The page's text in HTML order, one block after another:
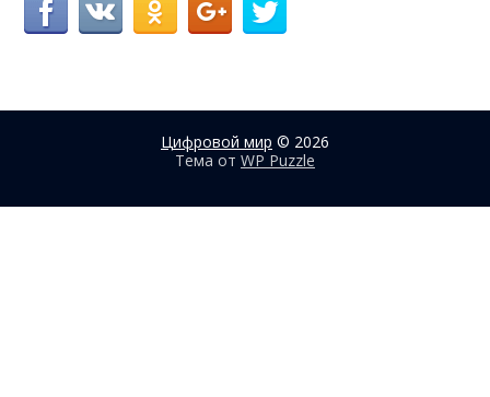
Цифровой мир © 2026
Тема от WP Puzzle